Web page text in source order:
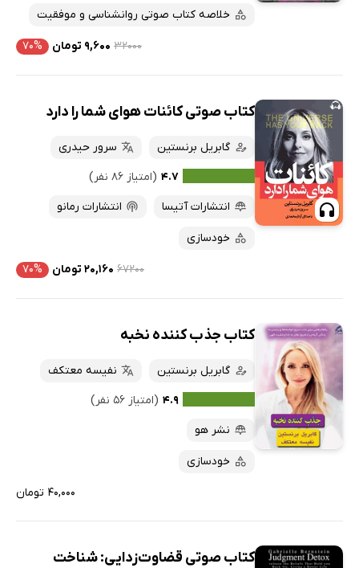
خلاصه کتاب صوتی روانشناسی و موفقیت
۳۲۰۰۰ ۹,۶۰۰ تومان ۷۰%
کتاب صوتی کائنات هوای شما را دارد
گابریل برنستین
سرور حیدری
۴.۷ (امتیاز ۸۶ نفر)
انتشارات آتیسا
انتشارات رمانو
خودسازی
۶۷۲۰۰ ۲۰,۱۶۰ تومان ۷۰%
کتاب جذب کننده نخبه
گابریل برنستین
نفیسه معتکف
۴.۹ (امتیاز ۵۶ نفر)
نشر هو
خودسازی
۴۰,۰۰۰ تومان
کتاب صوتی قضاوت‌زدایی: شناخت